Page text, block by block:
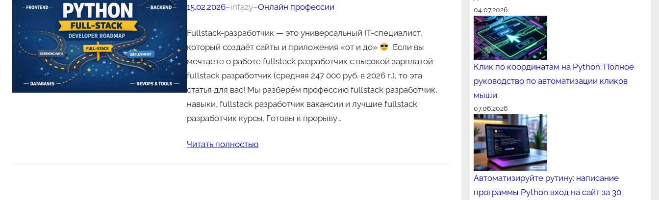
15.02.2026–infazy–Онлайн профессии
Fullstack-разработчик — это универсальный IT-специалист,
который создаёт сайты и приложения «от и до»
. Если вы
мечтаете о работе fullstack разработчик с высокой зарплатой
fullstack разработчик (средняя 247 000 руб. в 2026 г.), то эта
статья для вас! Мы разберём профессию fullstack разработчик,
навыки, fullstack разработчик вакансии и лучшие fullstack
разработчик курсы. Готовы к прорыву…
Читать полностью
04.07.2026
Клик по координатам на Python: Полное
руководство по автоматизации кликов
мыши
07.06.2026
Автоматизируйте рутину: написание
программы Python вход на сайт за 30